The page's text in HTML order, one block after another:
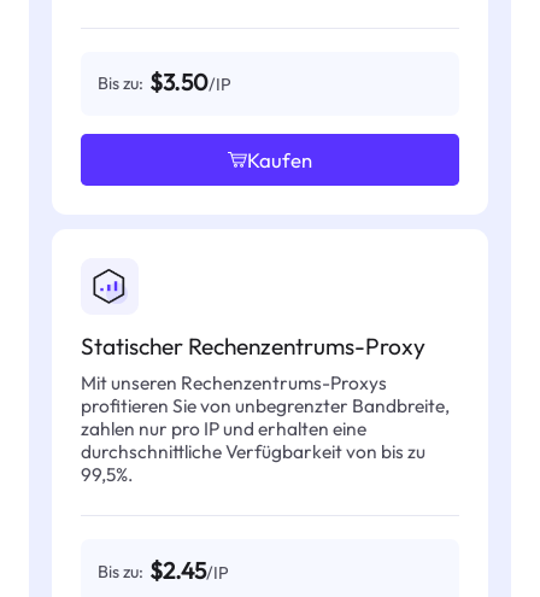
Bis zu: $3.50/IP
Kaufen
Statischer Rechenzentrums-Proxy
Mit unseren Rechenzentrums-Proxys
profitieren Sie von unbegrenzter Bandbreite,
zahlen nur pro IP und erhalten eine
durchschnittliche Verfügbarkeit von bis zu
99,5%.
Bis zu: $2.45/IP